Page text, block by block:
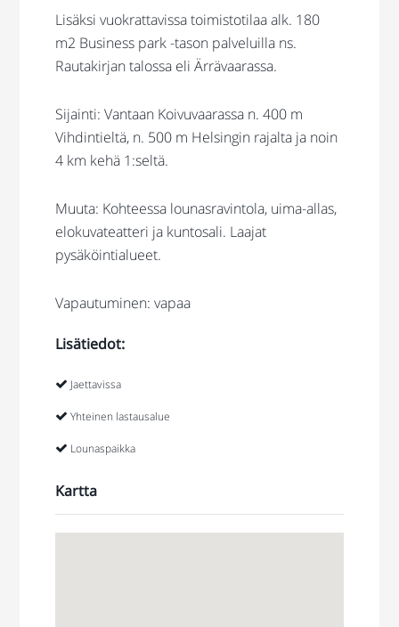
Lisäksi vuokrattavissa toimistotilaa alk. 180
m2 Business park -tason palveluilla ns.
Rautakirjan talossa eli Ärrävaarassa.
Sijainti: Vantaan Koivuvaarassa n. 400 m
Vihdintieltä, n. 500 m Helsingin rajalta ja noin
4 km kehä 1:seltä.
Muuta: Kohteessa lounasravintola, uima-allas,
elokuvateatteri ja kuntosali. Laajat
pysäköintialueet.
Vapautuminen: vapaa
Lisätiedot:
Jaettavissa
Yhteinen lastausalue
Lounaspaikka
Kartta